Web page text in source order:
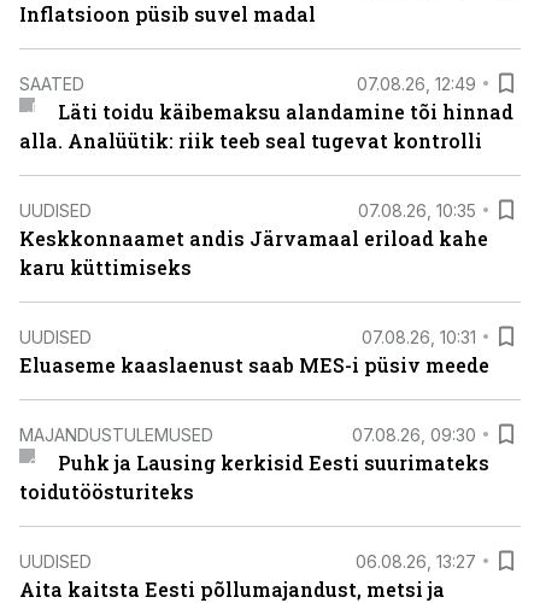
Inflatsioon püsib suvel madal
SAATED 07.08.26, 12:49
Läti toidu käibemaksu alandamine tõi hinnad
alla. Analüütik: riik teeb seal tugevat kontrolli
UUDISED 07.08.26, 10:35
Keskkonnaamet andis Järvamaal eriload kahe
karu küttimiseks
UUDISED 07.08.26, 10:31
Eluaseme kaaslaenust saab MES-i püsiv meede
MAJANDUSTULEMUSED 07.08.26, 09:30
Puhk ja Lausing kerkisid Eesti suurimateks
toidutöösturiteks
UUDISED 06.08.26, 13:27
Aita kaitsta Eesti põllumajandust, metsi ja